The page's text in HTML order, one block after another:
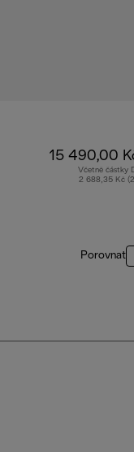
15 490,00
Včetně částky
2 688,35 Kč
Porovnat